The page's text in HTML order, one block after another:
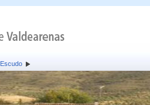
Escudo